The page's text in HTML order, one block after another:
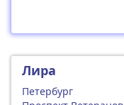
Лира
Петербург